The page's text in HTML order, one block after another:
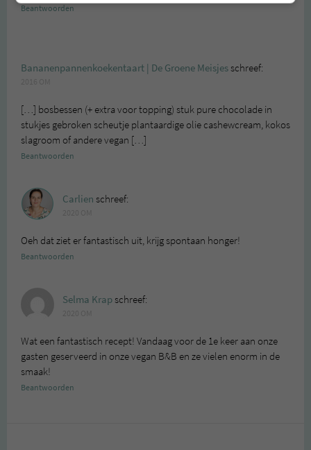
Beantwoorden
Bananenpannenkoekentaart | De Groene Meisjesschreef:
[…] bosbessen (+ extra voor topping) stuk pure chocolade in
stukjes gebroken scheutje plantaardige olie cashewcream, kokos
slagroom of andere vegan […]
Beantwoorden
Carlien schreef:
Oeh dat ziet er fantastisch uit, krijg spontaan honger!
Beantwoorden
Selma Krapschreef:
Wat een fantastisch recept! Vandaag voor de 1e keer aan onze
gasten geserveerd in onze vegan B&B en ze vielen enorm in de
smaak!
Beantwoorden